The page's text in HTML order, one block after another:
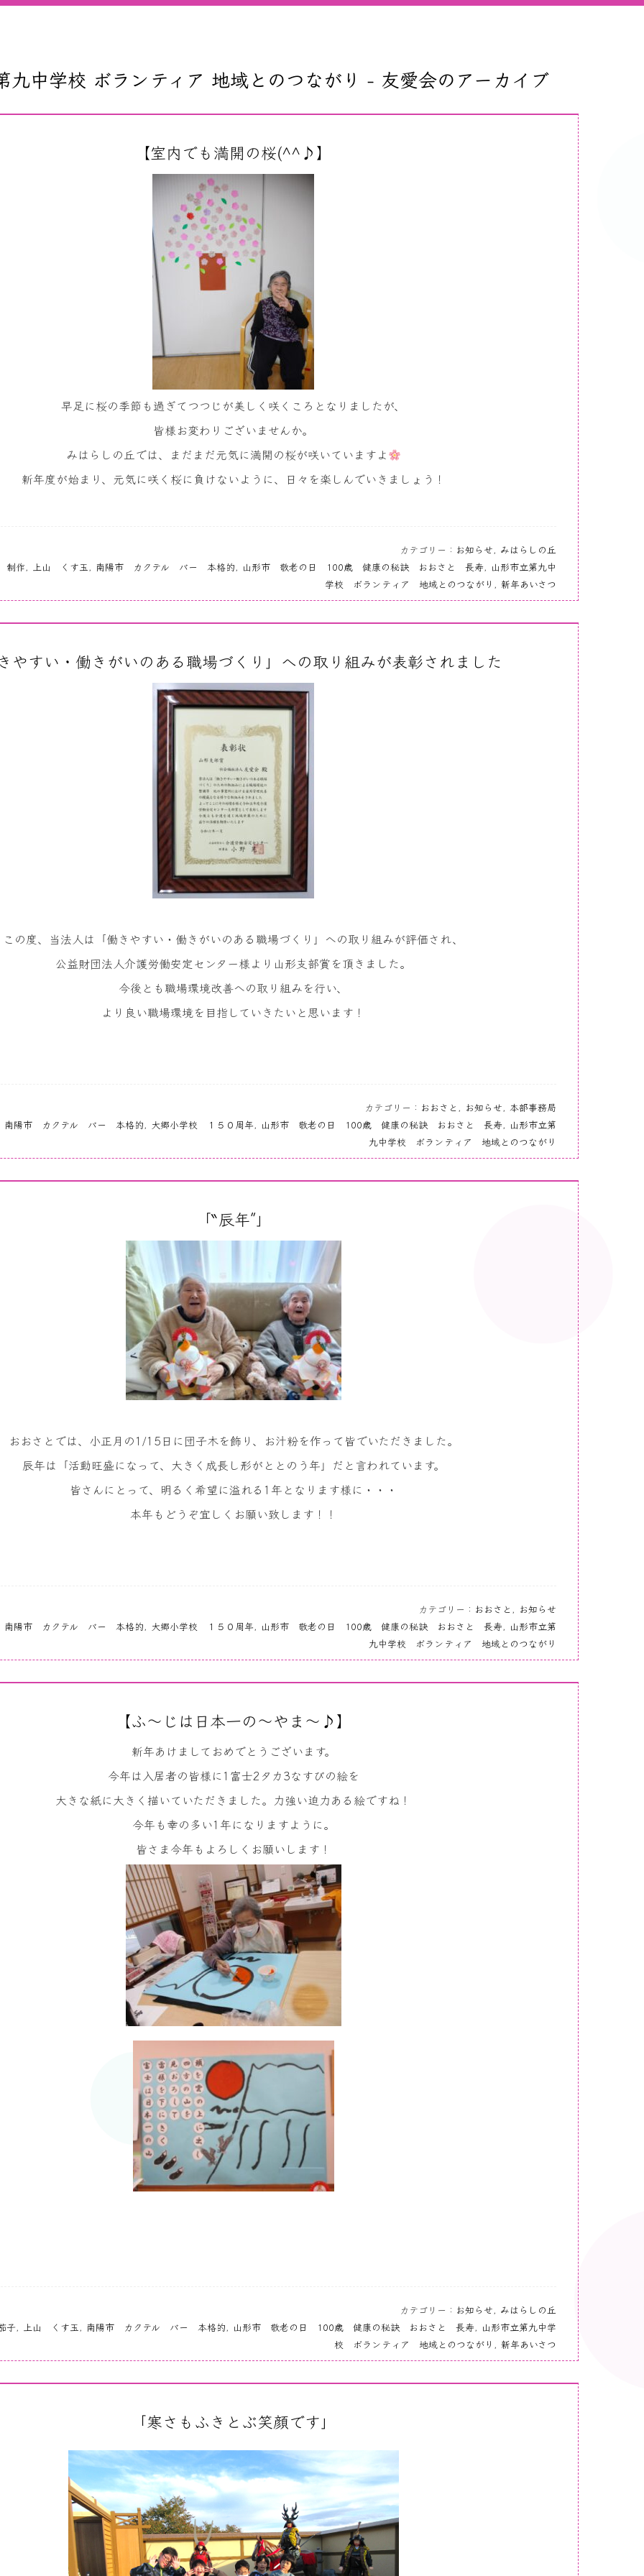
九中学校 ボランティア 地域とのつながり - 友愛会のアーカイブ
【室内でも満開の桜(^^♪】
早足に桜の季節も過ぎてつつじが美しく咲くころとなりましたが、
皆様お変わりございませんか。
みはらしの丘では、まだまだ元気に満開の桜が咲いていますよ
新年度が始まり、元気に咲く桜に負けないように、日々を楽しんでいきましょう！
カテゴリー： お知らせ, みはらしの丘
作, 上山 くす玉, 南陽市 カクテル バー 本格的, 山形市 敬老の日 100歳 健康の秘訣 おおさと 長寿, 山形市立第九中
学校 ボランティア 地域とのつながり , 新年あいさつ
やすい・働きがいのある職場づくり」への取り組みが表彰されました
この度、当法人は「働きやすい・働きがいのある職場づくり」への取り組みが評価され、
公益財団法人介護労働安定センター様より山形支部賞を頂きました。
今後とも職場環境改善への取り組みを行い、
より良い職場環境を目指していきたいと思います！
カテゴリー： おおさと, お知らせ, 本部事務局
南陽市 カクテル バー 本格的, 大郷小学校 １５０周年, 山形市 敬老の日 100歳 健康の秘訣 おおさと 長寿, 山形市立第
九中学校 ボランティア 地域とのつながり
「‶辰年″」
おおさとでは、小正月の1/15日に団子木を飾り、お汁粉を作って皆でいただきました。
辰年は「活動旺盛になって、大きく成長し形がととのう年」だと言われています。
皆さんにとって、明るく希望に溢れる 1 年となります様に・・・
本年もどうぞ宜しくお願い致します！！
カテゴリー： おおさと, お知らせ
南陽市 カクテル バー 本格的, 大郷小学校 １５０周年, 山形市 敬老の日 100歳 健康の秘訣 おおさと 長寿, 山形市立第
九中学校 ボランティア 地域とのつながり
【ふ～じは日本一の～やま～♪】
新年あけましておめでとうございます。
今年は入居者の皆様に1 富士2 タカ3なすびの絵を
大きな紙に大きく描いていただきました。力強い迫力ある絵ですね！
今年も幸の多い1年になりますように。
皆さま今年もよろしくお願いします！
カテゴリー： お知らせ, みはらしの丘
子, 上山 くす玉, 南陽市 カクテル バー 本格的, 山形市 敬老の日 100歳 健康の秘訣 おおさと 長寿, 山形市立第九中学
校 ボランティア 地域とのつながり , 新年あいさつ
｢寒さもふきとぶ笑顔です｣